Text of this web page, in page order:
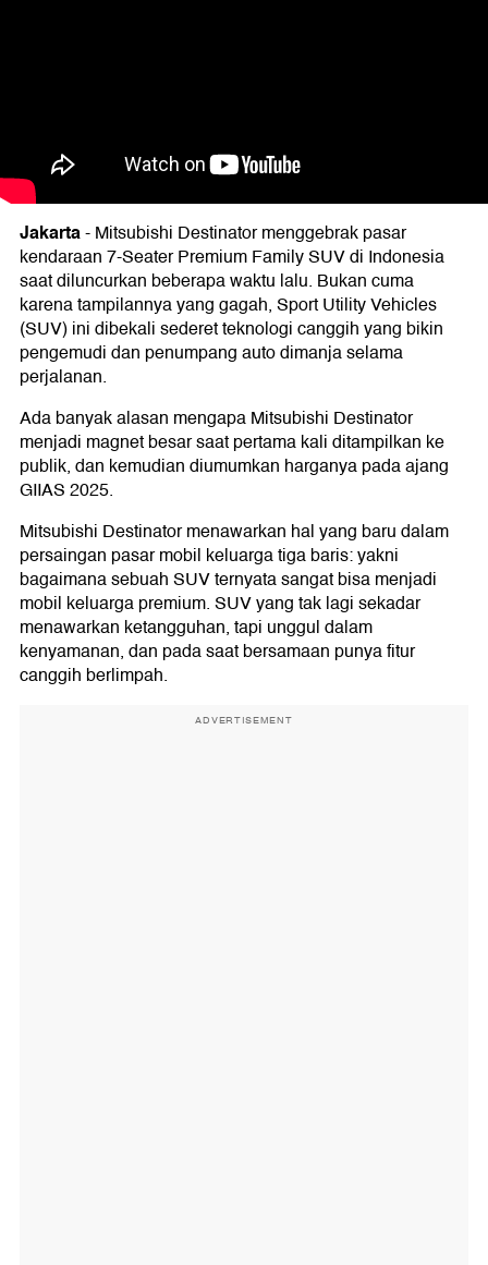
Jakarta-Mitsubishi Destinator menggebrak pasar
kendaraan 7-Seater Premium Family SUV di Indonesia
saat diluncurkan beberapa waktu lalu. Bukan cuma
karena tampilannya yang gagah, Sport Utility Vehicles
(SUV) ini dibekali sederet teknologi canggih yang bikin
pengemudi dan penumpang auto dimanja selama
perjalanan.
Ada banyak alasan mengapa Mitsubishi Destinator
menjadi magnet besar saat pertama kali ditampilkan ke
publik, dan kemudian diumumkan harganya pada ajang
GIIAS 2025.
Mitsubishi Destinator menawarkan hal yang baru dalam
persaingan pasar mobil keluarga tiga baris: yakni
bagaimana sebuah SUV ternyata sangat bisa menjadi
mobil keluarga premium. SUV yang tak lagi sekadar
menawarkan ketangguhan, tapi unggul dalam
kenyamanan, dan pada saat bersamaan punya fitur
canggih berlimpah.
ADVERTISEMENT